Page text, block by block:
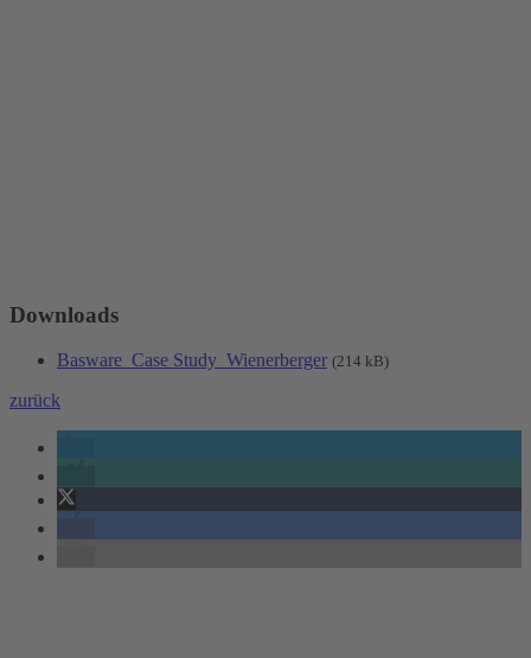
Downloads
Basware_Case Study_Wienerberger (214 kB)
zurück